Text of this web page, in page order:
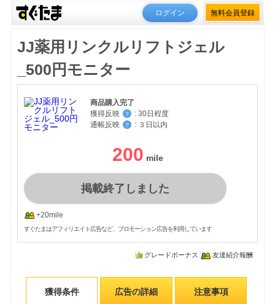
ログイン 無料会員登録
JJ薬用リンクルリフトジェル
_500円モニター
商品購入完了
獲得反映
？ : 30日程度
通帳反映
？ : ３日以内
200
掲載終了しました
+20mile
すぐたまはアフィリエイト広告など、プロモーション広告を利用しています
グレードボーナス 友達紹介報酬
獲得条件 広告の詳細 注意事項